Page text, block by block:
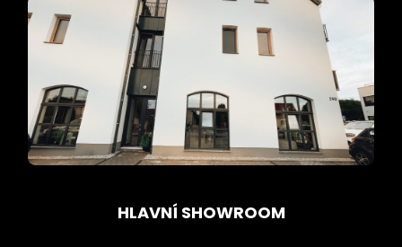
HLAVNÍ SHOWROOM